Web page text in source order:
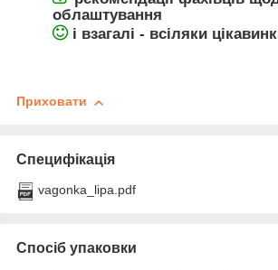
облаштування
і взагалі - всіляки
Приховати
Специфікація
vagonka_lipa.pdf
Спосіб упаковки